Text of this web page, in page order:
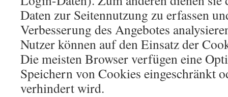
Daten zur Seitennutzung zu erfassen
Verbesserung des Angebotes
Nutzer können auf den Einsatz der
Die meisten Browser verfügen eine
Speichern von Cookies eingeschränkt
verhindert wird.